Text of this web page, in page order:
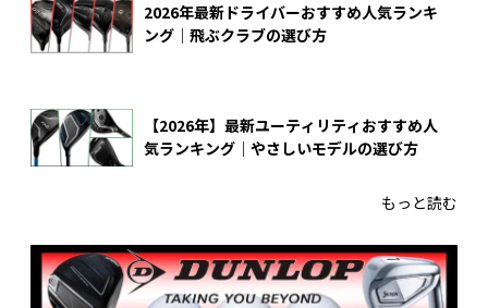
2026年最新ドライバーおすすめ人気ランキ
ング｜飛ぶクラブの選び方
【2026年】最新ユーティリティおすすめ人
気ランキング｜やさしいモデルの選び方
もっと読む